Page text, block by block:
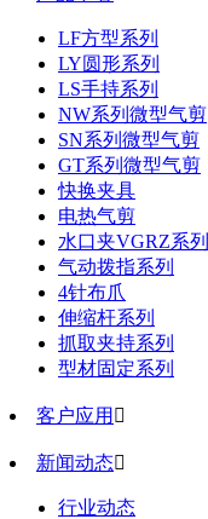
LF方型系列
LY圆形系列
LS手持系列
NW系列微型气剪
SN系列微型气剪
GT系列微型气剪
快换夹具
电热气剪
水口夹VGRZ系列
气动拨指系列
4针布爪
伸缩杆系列
抓取夹持系列
型材固定系列
客户应用 
新闻动态
行业动态